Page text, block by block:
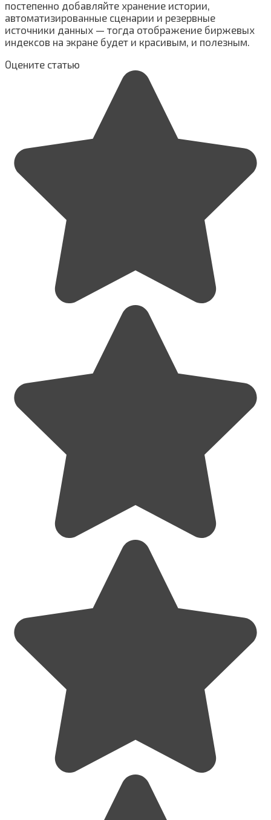
постепенно добавляйте хранение истории,
автоматизированные сценарии и резервные
источники данных — тогда отображение биржевых
индексов на экране будет и красивым, и полезным.
Оцените статью